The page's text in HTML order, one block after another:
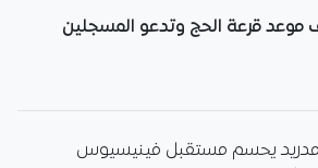
موعد قرعة الحج وتدعو المسجلين
مدريد يحسم مستقبل فينيسيوس